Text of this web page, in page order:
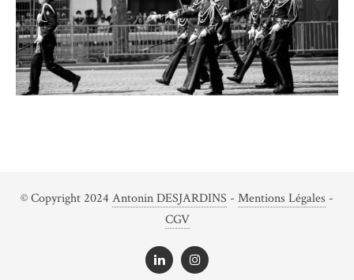
© Copyright 2024 Antonin DESJARDINS - Mentions Légales -
CGV